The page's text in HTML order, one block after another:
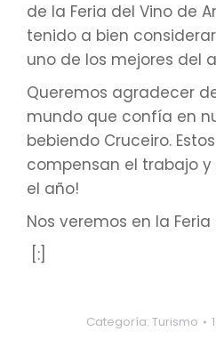
de la Feria del Vino de
tenido a bien
uno de los mejores del
Queremos agradecer
mundo que confía en
bebiendo Cruceiro.
compensan el trabajo
el año!
Nos veremos en la
[:]
Categoría: Turismo